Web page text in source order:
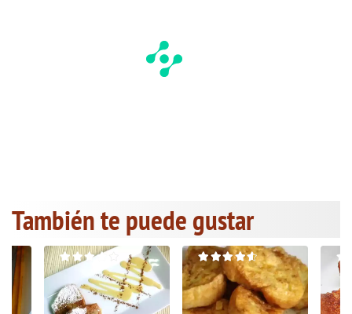
También te puede gustar